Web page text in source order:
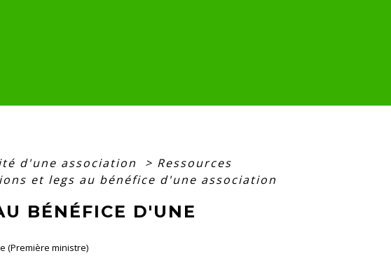
d'une association > Ressources
et legs au bénéfice d'une association
BÉNÉFICE D'UNE
(Première ministre)